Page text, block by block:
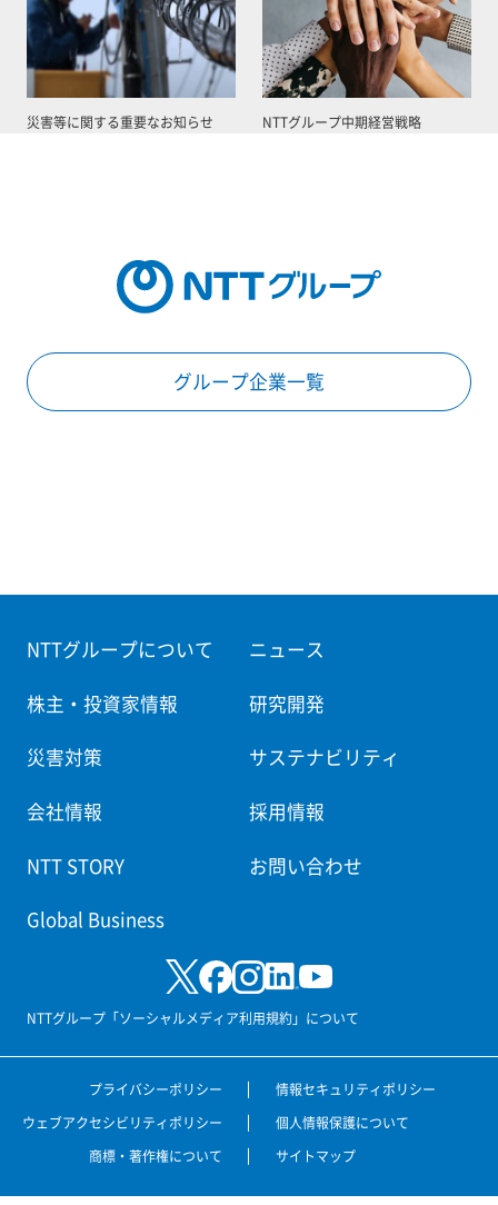
災害等に関する重要なお知らせ NTTグループ中期経営戦略
グループ企業一覧
NTTグループについて ニュース
株主・投資家情報 研究開発
災害対策 サステナビリティ
会社情報 採用情報
NTT STORY お問い合わせ
Global Business
NTTグループ「ソーシャルメディア利用規約」について
プライバシーポリシー
情報セキュリティポリシー
ウェブアクセシビリティポリシー
個人情報保護について
商標・著作権について
サイトマップ